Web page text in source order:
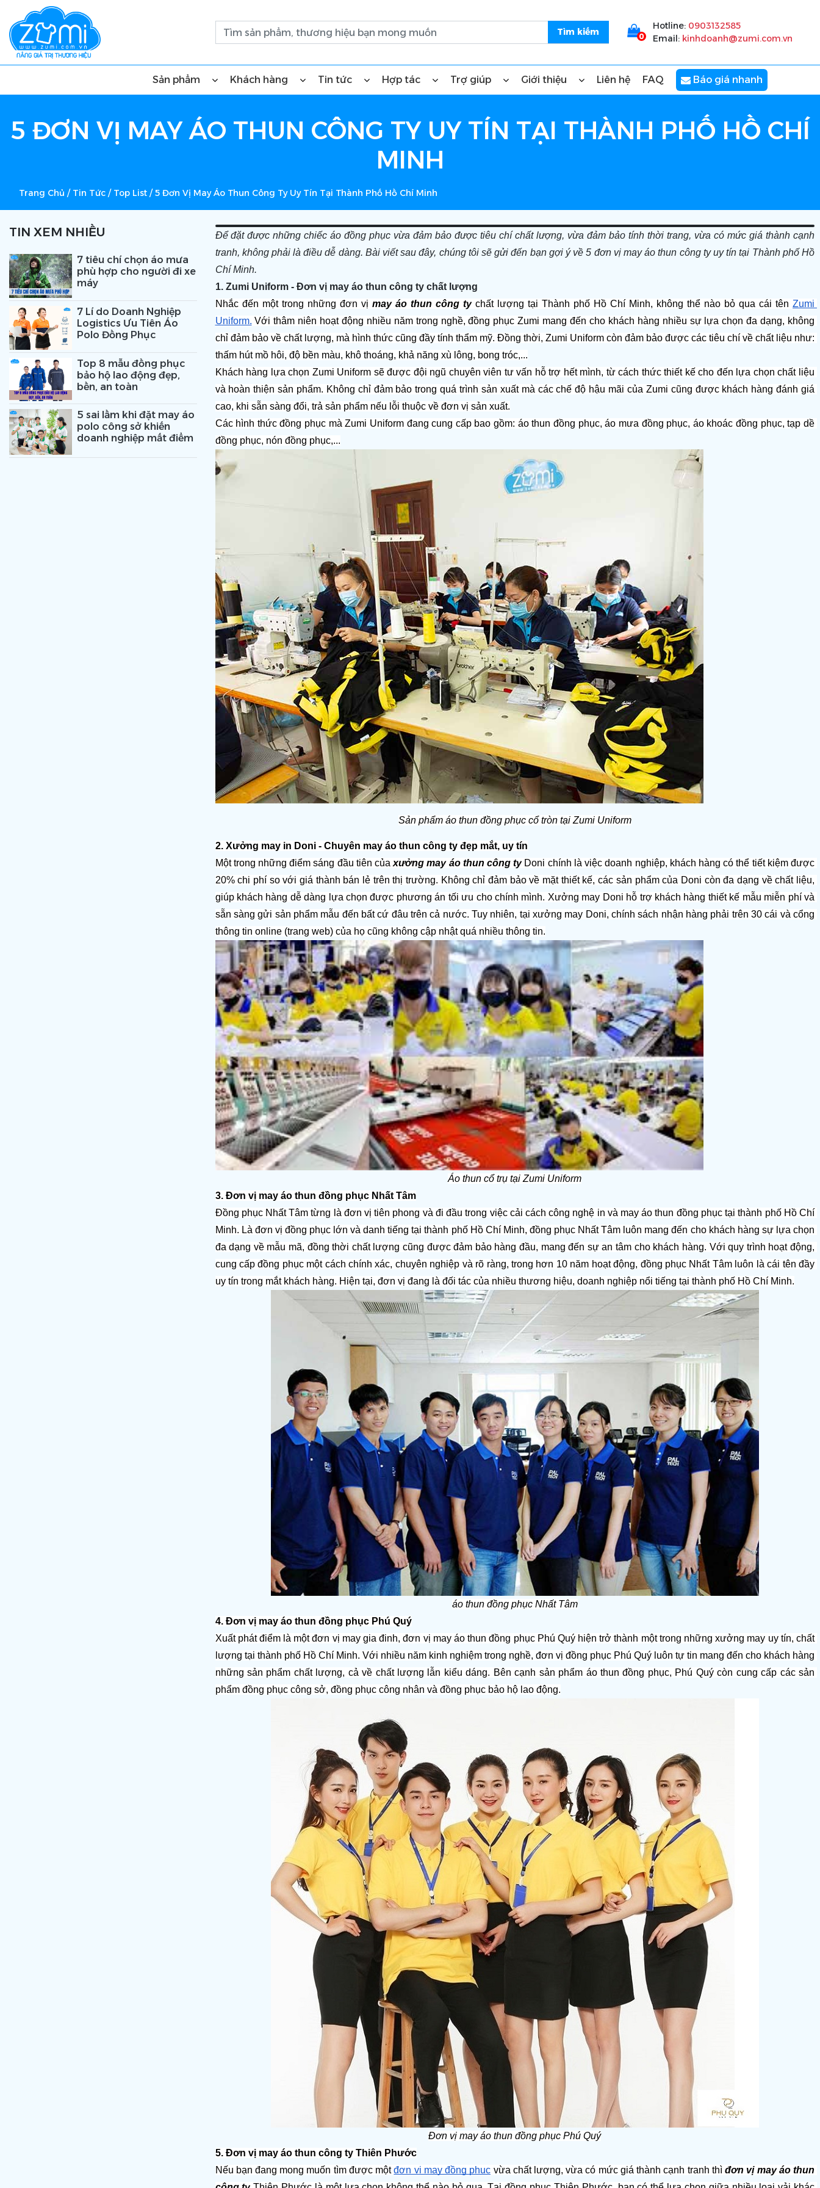
0
Hotline: 0903132585
Email: kinhdoanh@zumi.com.vn
Sản phẩm Khách hàng Tin tức Hợp tác Trợ giúp Giới thiệu Liên hệ FAQ Báo giá nhanh
5 ĐƠN VỊ MAY ÁO THUN CÔNG TY UY TÍN TẠI THÀNH PHỐ HỒ CHÍ
MINH
Trang Chủ / Tin Tức / Top List / 5 Đơn Vị May Áo Thun Công Ty Uy Tín Tại Thành Phố Hồ Chí Minh
TIN XEM NHIỀU
7 tiêu chí chọn áo mưa
phù hợp cho người đi xe
máy
7 Lí do Doanh Nghiệp
Logistics Ưu Tiên Áo
Polo Đồng Phục
Top 8 mẫu đồng phục
bảo hộ lao động đẹp,
bền, an toàn
5 sai lầm khi đặt may áo
polo công sở khiến
doanh nghiệp mất điểm
Để đặt được những chiếc áo đồng phục vừa đảm bảo được tiêu chí chất lượng, vừa đảm bảo tính thời trang, vừa có mức giá thành cạnh
tranh, không phải là điều dễ dàng. Bài viết sau đây, chúng tôi sẽ gửi đến bạn gợi ý về 5 đơn vị may áo thun công ty uy tín tại Thành phố Hồ
Chí Minh.
1. Zumi Uniform - Đơn vị may áo thun công ty chất lượng
Nhắc đến một trong những đơn vị may áo thun công ty chất lượng tại Thành phố Hồ Chí Minh, không thể nào bỏ qua cái tên Zumi
Uniform. Với thâm niên hoạt động nhiều năm trong nghề, đồng phục Zumi mang đến cho khách hàng nhiều sự lựa chọn đa dạng, không
chỉ đảm bảo về chất lượng, mà hình thức cũng đầy tính thẩm mỹ. Đồng thời, Zumi Uniform còn đảm bảo được các tiêu chí về chất liệu như:
thấm hút mồ hôi, độ bền màu, khô thoáng, khả năng xù lông, bong tróc,...
Khách hàng lựa chọn Zumi Uniform sẽ được đội ngũ chuyên viên tư vấn hỗ trợ hết mình, từ cách thức thiết kế cho đến lựa chọn chất liệu
và hoàn thiện sản phẩm. Không chỉ đảm bảo trong quá trình sản xuất mà các chế độ hậu mãi của Zumi cũng được khách hàng đánh giá
cao, khi sẵn sàng đổi, trả sản phẩm nếu lỗi thuộc về đơn vị sản xuất.
Các hình thức đồng phục mà Zumi Uniform đang cung cấp bao gồm: áo thun đồng phục, áo mưa đồng phục, áo khoác đồng phục, tạp dề
đồng phục, nón đồng phục,...
Sản phẩm áo thun đồng phục cổ tròn tại Zumi Uniform
2. Xưởng may in Doni - Chuyên may áo thun công ty đẹp mắt, uy tín
Một trong những điểm sáng đầu tiên của xưởng may áo thun công ty Doni chính là việc doanh nghiệp, khách hàng có thể tiết kiệm được
20% chi phí so với giá thành bán lẻ trên thị trường. Không chỉ đảm bảo về mặt thiết kế, các sản phẩm của Doni còn đa dạng về chất liệu,
giúp khách hàng dễ dàng lựa chọn được phương án tối ưu cho chính mình. Xưởng may Doni hỗ trợ khách hàng thiết kế mẫu miễn phí và
sẵn sàng gửi sản phẩm mẫu đến bất cứ đâu trên cả nước. Tuy nhiên, tại xưởng may Doni, chính sách nhận hàng phải trên 30 cái và cổng
thông tin online (trang web) của họ cũng không cập nhật quá nhiều thông tin.
Áo thun cổ trụ tại Zumi Uniform
3. Đơn vị may áo thun đồng phục Nhất Tâm
Đồng phục Nhất Tâm từng là đơn vị tiên phong và đi đầu trong việc cải cách công nghệ in và may áo thun đồng phục tại thành phố Hồ Chí
Minh. Là đơn vị đồng phục lớn và danh tiếng tại thành phố Hồ Chí Minh, đồng phục Nhất Tâm luôn mang đến cho khách hàng sự lựa chọn
đa dạng về mẫu mã, đồng thời chất lượng cũng được đảm bảo hàng đầu, mang đến sự an tâm cho khách hàng. Với quy trình hoạt động,
cung cấp đồng phục một cách chính xác, chuyên nghiệp và rõ ràng, trong hơn 10 năm hoạt động, đồng phục Nhất Tâm luôn là cái tên đầy
uy tín trong mắt khách hàng. Hiện tại, đơn vị đang là đối tác của nhiều thương hiệu, doanh nghiệp nổi tiếng tại thành phố Hồ Chí Minh.
áo thun đồng phục Nhất Tâm
4. Đơn vị may áo thun đồng phục Phú Quý
Xuất phát điểm là một đơn vị may gia đinh, đơn vị may áo thun đồng phục Phú Quý hiện trở thành một trong những xưởng may uy tín, chất
lượng tại thành phố Hồ Chí Minh. Với nhiều năm kinh nghiệm trong nghề, đơn vị đồng phục Phú Quý luôn tự tin mang đến cho khách hàng
những sản phẩm chất lượng, cả về chất lượng lẫn kiểu dáng. Bên cạnh sản phẩm áo thun đồng phục, Phú Quý còn cung cấp các sản
phẩm đồng phục công sở, đồng phục công nhân và đồng phục bảo hộ lao động.
Đơn vị may áo thun đồng phục Phú Quý
5. Đơn vị may áo thun công ty Thiên Phước
Nếu bạn đang mong muốn tìm được một đơn vị may đồng phục vừa chất lượng, vừa có mức giá thành cạnh tranh thì đơn vị may áo thun